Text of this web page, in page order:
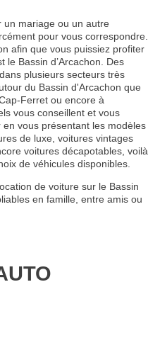
un mariage ou un autre
pour vous correspondre.
afin que vous puissiez profiter
le Bassin d’Arcachon. Des
plusieurs secteurs très
du Bassin d'Arcachon que
Cap-Ferret ou encore à
vous conseillent et vous
vous présentant les modèles
de luxe, voitures vintages
voitures décapotables, voilà
de véhicules disponibles.
de voiture sur le Bassin
en famille, entre amis ou